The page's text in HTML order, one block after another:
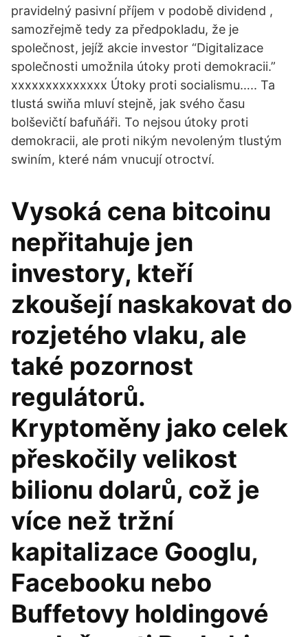
pravidelný pasivní příjem v podobě dividend ,
samozřejmě tedy za předpokladu, že je
společnost, jejíž akcie investor “Digitalizace
společnosti umožnila útoky proti demokracii.”
xxxxxxxxxxxxxx Útoky proti socialismu….. Ta
tlustá swiňa mluví stejně, jak svého času
bolševičtí bafuňáři. To nejsou útoky proti
demokracii, ale proti nikým nevoleným tlustým
swiním, které nám vnucují otroctví.
Vysoká cena bitcoinu
nepřitahuje jen
investory, kteří
zkoušejí naskakovat do
rozjetého vlaku, ale
také pozornost
regulátorů.
Kryptoměny jako celek
přeskočily velikost
bilionu dolarů, což je
více než tržní
kapitalizace Googlu,
Facebooku nebo
Buffetovy holdingové